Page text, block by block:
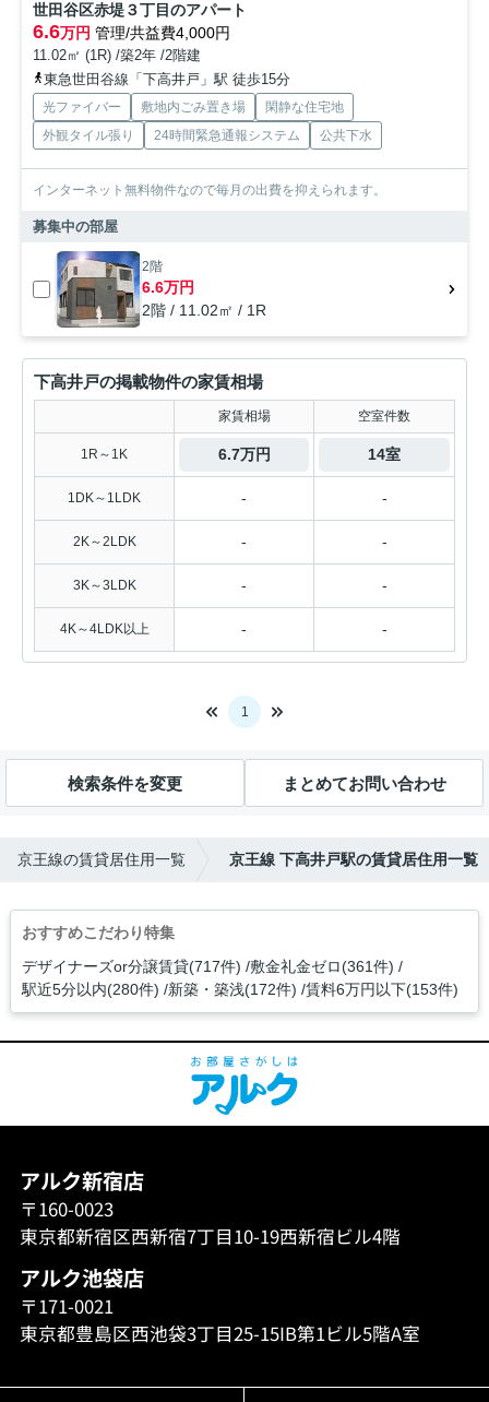
世田谷区赤堤３丁目のアパート
6.6万円 管理/共益費4,000円
11.02㎡ (1R) /築2年 /2階建
東急世田谷線「下高井戸」駅 徒歩15分
光ファイバー 敷地内ごみ置き場
閑静な住宅地
外観タイル張り
24時間緊急通報システム 公共下水
インターネット無料物件なので毎月の出費を抑えられます。
募集中の部屋
2階
6.6万円
2階 / 11.02㎡ / 1R
下高井戸の掲載物件の家賃相場
家賃相場 空室件数
1R～1K 6.7万円 14室
1DK～1LDK - -
2K～2LDK - -
3K～3LDK - -
4K～4LDK以上 - -
1
検索条件を変更 まとめてお問い合わせ
京王線の賃貸居住用一覧 京王線 下高井戸駅の賃貸居住用一覧
おすすめこだわり特集
デザイナーズor分譲賃貸(717件) 敷金礼金ゼロ(361件)
駅近5分以内(280件) 新築・築浅(172件) 賃料6万円以下(153件)
アルク新宿店
〒160-0023
東京都新宿区西新宿7丁目10-19西新宿ビル4階
アルク池袋店
〒171-0021
東京都豊島区西池袋3丁目25-15IB第1ビル5階A室